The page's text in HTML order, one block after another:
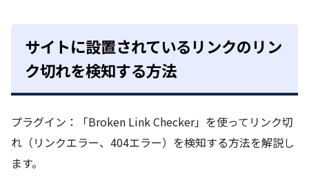
サイトに設置されているリンクのリン
ク切れを検知する方法
プラグイン：「Broken Link Checker」を使ってリンク切
れ（リンクエラー、404エラー）を検知する方法を解説し
ます。